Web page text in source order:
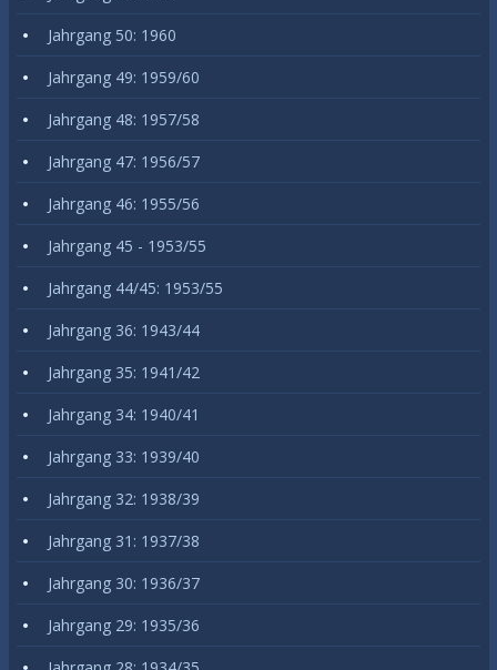
Jahrgang 50: 1960
Jahrgang 49: 1959/60
Jahrgang 48: 1957/58
Jahrgang 47: 1956/57
Jahrgang 46: 1955/56
Jahrgang 45 - 1953/55
Jahrgang 44/45: 1953/55
Jahrgang 36: 1943/44
Jahrgang 35: 1941/42
Jahrgang 34: 1940/41
Jahrgang 33: 1939/40
Jahrgang 32: 1938/39
Jahrgang 31: 1937/38
Jahrgang 30: 1936/37
Jahrgang 29: 1935/36